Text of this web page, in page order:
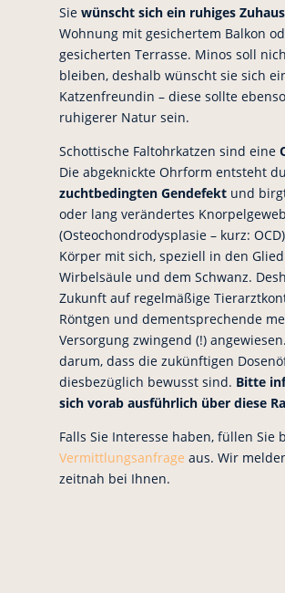
Sie wünscht sich ein ruhiges
Wohnung mit gesichertem Balkon
gesicherten Terrasse. Minos soll
bleiben, deshalb wünscht sie sich
Katzenfreundin – diese sollte
ruhigerer Natur sein.
Schottische Faltohrkatzen sind eine
Die abgeknickte Ohrform entsteht
zuchtbedingten Gendefektund
oder lang verändertes
(Osteochondrodysplasie – kurz:
Körper mit sich, speziell in den
Wirbelsäule und dem Schwanz.
Zukunft auf regelmäßige
Röntgen und dementsprechende
Versorgung zwingend (!)
darum, dass die zukünftigen
diesbezüglich bewusst sind. Bitte
sich vorab ausführlich über diese
Falls Sie Interesse haben, füllen Sie
Vermittlungsanfrage aus. Wir
zeitnah bei Ihnen.